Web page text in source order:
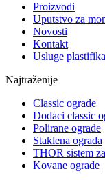
Proizvodi
Uputstvo za
Novosti
Kontakt
Usluge
Najtraženije
Classic ograde
Dodaci classic
Polirane ograde
Staklena ograda
THOR sistem
Kovane ograde